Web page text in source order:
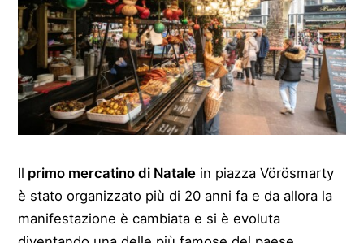
Il primo mercatino di Natale in piazza Vörösmarty
è stato organizzato più di 20 anni fa e da allora la
manifestazione è cambiata e si è evoluta